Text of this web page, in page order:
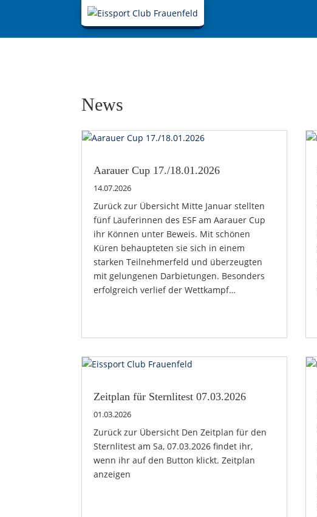
News
Aarauer Cup 17./18.01.2026
14.07.2026
Zurück zur Übersicht Mitte Januar stellten
fünf Läuferinnen des ESF am Aarauer Cup
ihr Können unter Beweis. Mit schönen
Küren behaupteten sie sich in einem
starken Teilnehmerfeld und überzeugten
mit gelungenen Darbietungen. Besonders
erfolgreich verlief der Wettkampf…
Zeitplan für Sternlitest 07.03.2026
01.03.2026
Zurück zur Übersicht Den Zeitplan für den
Sternlitest am Sa, 07.03.2026 findet ihr,
wenn ihr auf den Button klickt. Zeitplan
anzeigen